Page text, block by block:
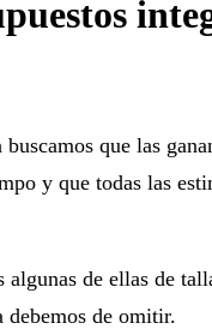
buscamos que las
y que todas las
de ellas de
debemos de omitir.